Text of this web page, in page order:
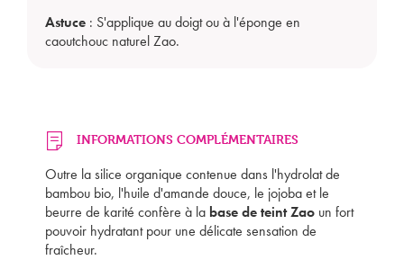
Astuce : S'applique au doigt ou à l'éponge en
caoutchouc naturel Zao.
INFORMATIONS COMPLÉMENTAIRES
Outre la silice organique contenue dans l'hydrolat de
bambou bio, l'huile d'amande douce, le jojoba et le
beurre de karité confère à la base de teint Zao un fort
pouvoir hydratant pour une délicate sensation de
fraîcheur.